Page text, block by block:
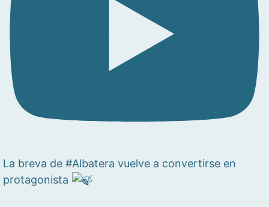
La breva de #Albatera vuelve a convertirse en
protagonista